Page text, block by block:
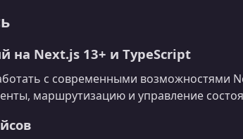
на Next.js 13+ и TypeScript
с современными возможностями
маршрутизацию и управление